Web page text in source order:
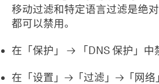
移动过滤和特定语言过滤是绝
都可以禁用。
在「保护」 → 「DNS 保护」中
在「设置」→「过滤」→「网络